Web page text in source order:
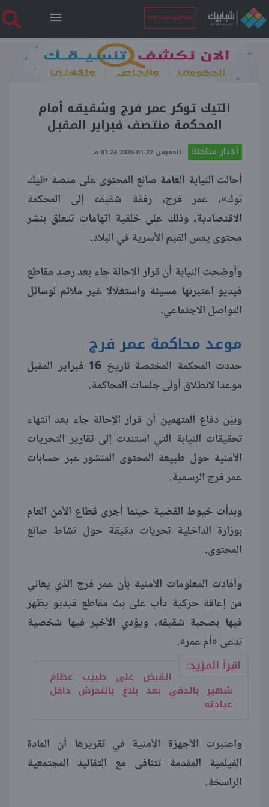
نتيجة الثانوية العامة 2026
الرئيسية
نتيجة الثانوية العامة 2026
فنجان قهوة
بوابة الطلبة
منوعات
التيك توكر عمر فرج وشقيقه أمام
المحكمة منتصف فبراير المقبل
أخبار ساخنة الخميس 22-01-2026 01:24 مـ
أحالت النيابة العامة صانع المحتوى على منصة «تيك
توك»، عمر فرج، رفقة شقيقه إلى المحكمة
الاقتصادية، وذلك على خلفية اتهامات تتعلق بنشر
محتوى يمس القيم الأسرية في البلاد.
وأوضحت النيابة أن قرار الإحالة جاء بعد رصد مقاطع
فيديو اعتبرتها مسيئة واستغلالا غير ملائم لوسائل
التواصل الاجتماعي.
موعد محاكمة عمر فرج
حددت المحكمة المختصة تاريخ 16 فبراير المقبل
موعدا لانطلاق أولى جلسات المحاكمة.
وبيّن دفاع المتهمين أن قرار الإحالة جاء بعد انتهاء
تحقيقات النيابة التي استندت إلى تقارير التحريات
الأمنية حول طبيعة المحتوى المنشور عبر حسابات
عمر فرج الرسمية.
وبدأت خيوط القضية حينما أجرى قطاع الأمن العام
بوزارة الداخلية تحريات دقيقة حول نشاط صانع
المحتوى.
وأفادت المعلومات الأمنية بأن عمر فرج الذي يعاني
من إعاقة حركية دأب على بث مقاطع فيديو يظهر
فيها بصحبة شقيقه، ويؤدي الأخير فيها شخصية
تدعى «أم عمر».
اقرأ المزيد:
القبض على طبيب عظام
شهير بالدقي بعد بلاغ بالتحرش داخل
عيادته
واعتبرت الأجهزة الأمنية في تقريرها أن المادة
الفيلمية المقدمة تتنافى مع التقاليد المجتمعية
الراسخة.